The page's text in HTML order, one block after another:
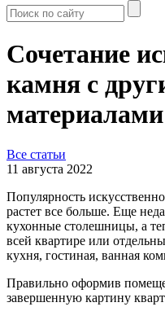
Сочетание
камня с
материалами
Все статьи
11 августа 2022
Популярность
растет все больше. Еще
кухонные столешницы, а
всей квартире или
кухня, гостиная, ванная
Правильно оформив
завершенную картину